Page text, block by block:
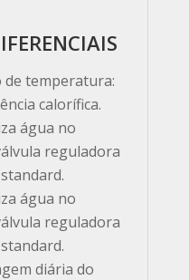
de temperatura:
calorífica.
água no
reguladora
água no
reguladora
diária do